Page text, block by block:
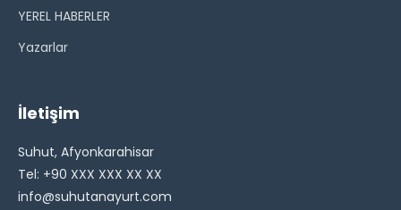
YEREL HABERLER
Yazarlar
İletişim
Suhut, Afyonkarahisar
Tel: +90 XXX XXX XX XX
info@suhutanayurt.com